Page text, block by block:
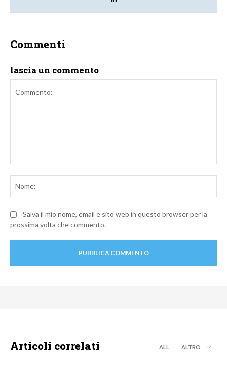
Commenti
lascia un commento
Salva il mio nome, email e sito web in questo browser per la
prossima volta che commento.
Articoli correlati ALL ALTRO